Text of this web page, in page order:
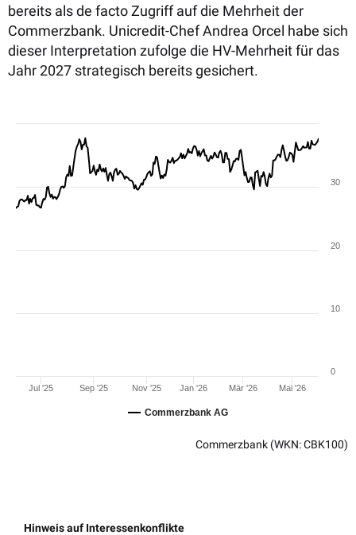
bereits als de facto Zugriff auf die Mehrheit der
Commerzbank. Unicredit-Chef Andrea Orcel habe sich
dieser Interpretation zufolge die HV-Mehrheit für das
Jahr 2027 strategisch bereits gesichert.
Commerzbank AG
Jul '25 Sep '25 Nov '25 Jan '26 Mär '26 Mai '26
0
10
20
30
Commerzbank (WKN: CBK100)
Hinweis auf Interessenkonflikte